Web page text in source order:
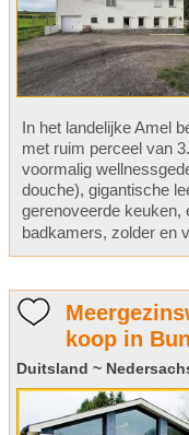
In het landelijke Amel
met ruim perceel van
voormalig
douche), gigantische
gerenoveerde keuken,
badkamers, zolder en
koop in
Duitsland ~